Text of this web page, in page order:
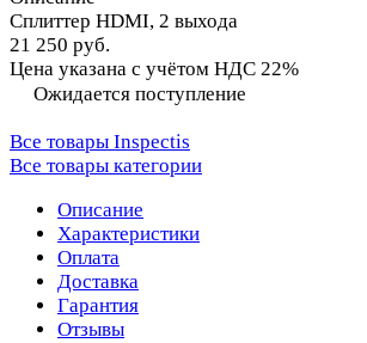
Сплиттер HDMI, 2 выхода
21 250 руб.
Цена указана с учётом НДС 22%
Ожидается поступление
Все товары Inspectis
Все товары категории
Описание
Характеристики
Оплата
Доставка
Гарантия
Отзывы